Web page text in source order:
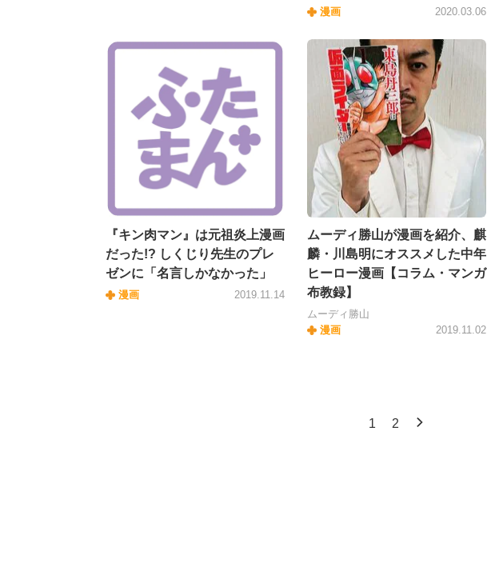
漫画 2020.03.06
『キン肉マン』は元祖炎上漫画
だった!? しくじり先生のプレ
ゼンに「名言しかなかった」
漫画 2019.11.14
ムーディ勝山が漫画を紹介、麒
麟・川島明にオススメした中年
ヒーロー漫画【コラム・マンガ
布教録】
ムーディ勝山
漫画
2019.11.02
1 2